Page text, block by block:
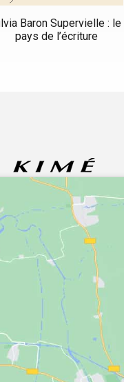
Baron Supervielle : le
pays de l’écriture